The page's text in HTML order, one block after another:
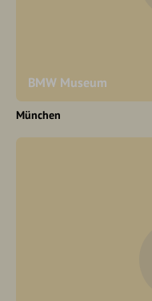
BMW Museum
München